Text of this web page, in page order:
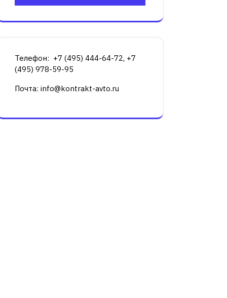
Телефон: +7 (495) 444-64-72, +7
(495) 978-59-95
Почта: info@kontrakt-avto.ru